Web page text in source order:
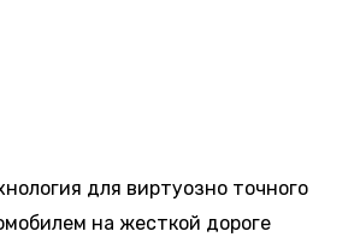
для виртуозно точного
на жесткой дороге